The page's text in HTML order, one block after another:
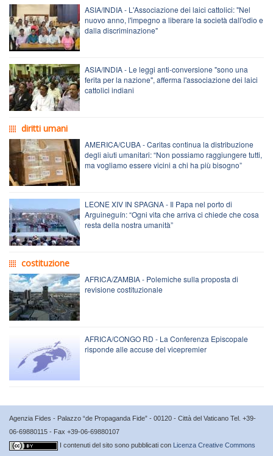
ASIA/INDIA - L'Associazione dei laici cattolici: "Nel
nuovo anno, l'impegno a liberare la società dall'odio e
dalla discriminazione"
ASIA/INDIA - Le leggi anti-conversione "sono una
ferita per la nazione", afferma l'associazione dei laici
cattolici indiani
diritti umani
AMERICA/CUBA - Caritas continua la distribuzione
degli aiuti umanitari: “Non possiamo raggiungere tutti,
ma vogliamo essere vicini a chi ha più bisogno”
LEONE XIV IN SPAGNA - Il Papa nel porto di
Arguineguín: “Ogni vita che arriva ci chiede che cosa
resta della nostra umanità”
costituzione
AFRICA/ZAMBIA - Polemiche sulla proposta di
revisione costituzionale
AFRICA/CONGO RD - La Conferenza Episcopale
risponde alle accuse del vicepremier
Agenzia Fides - Palazzo “de Propaganda Fide” - 00120 - Città del Vaticano Tel. +39-
06-69880115 - Fax +39-06-69880107
I contenuti del sito sono pubblicati con Licenza Creative Commons